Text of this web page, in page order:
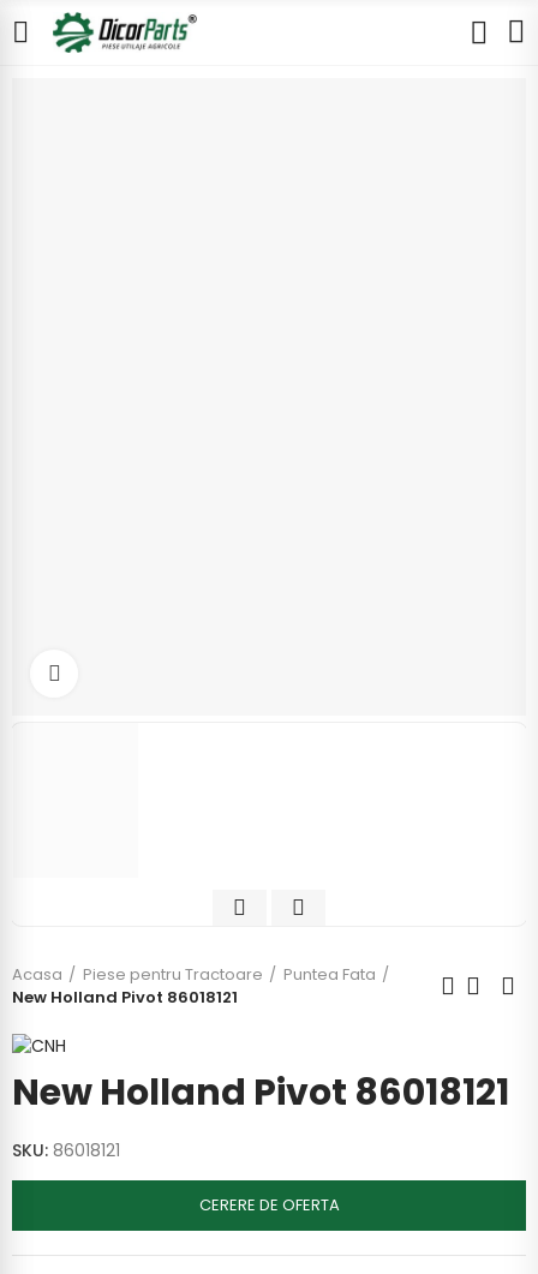
Acasa Piese pentru Tractoare
Puntea Fata
New Holland Pivot 86018121
New Holland Pivot 86018121
SKU: 86018121
CERERE DE OFERTA